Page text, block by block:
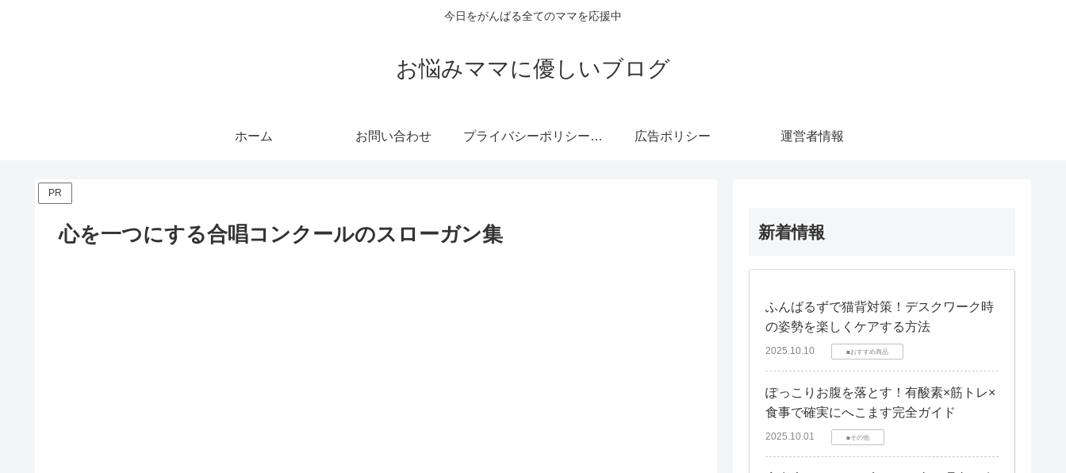
今日をがんばる全てのママを応援中
お悩みママに優しいブログ
ホーム お問い合わせ プライバシーポリシー・免責事項 広告ポリシー 運営者情報
PR
心を一つにする合唱コンクールのスローガン集 新着情報
ふんばるずで猫背対策！デスクワーク時
の姿勢を楽しくケアする方法
2025.10.10 ■おすすめ商品
ぽっこりお腹を落とす！有酸素×筋トレ×
食事で確実にへこます完全ガイド
2025.10.01 ■その他